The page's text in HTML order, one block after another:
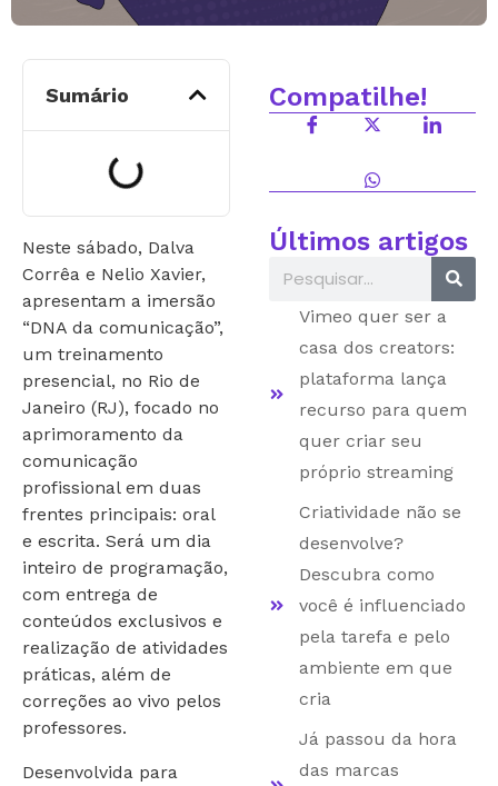
Sumário
Neste sábado, Dalva
Corrêa e Nelio Xavier,
apresentam a imersão
“DNA da comunicação”,
um treinamento
presencial, no Rio de
Janeiro (RJ), focado no
aprimoramento da
comunicação
profissional em duas
frentes principais: oral
e escrita. Será um dia
inteiro de programação,
com entrega de
conteúdos exclusivos e
realização de atividades
práticas, além de
correções ao vivo pelos
professores.
Desenvolvida para
Compatilhe!
Últimos artigos
Vimeo quer ser a
casa dos creators:
plataforma lança
recurso para quem
quer criar seu
próprio streaming
Criatividade não se
desenvolve?
Descubra como
você é influenciado
pela tarefa e pelo
ambiente em que
cria
Já passou da hora
das marcas